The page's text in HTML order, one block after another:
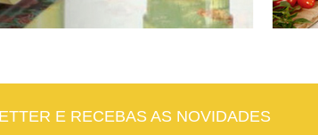
E RECEBAS AS NOVIDADES